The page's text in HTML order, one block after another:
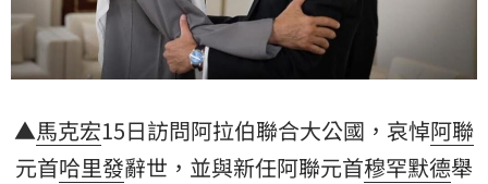
▲馬克宏15日訪問阿拉伯聯合大公國，哀悼阿聯
元首哈里發辭世，並與新任阿聯元首穆罕默德舉